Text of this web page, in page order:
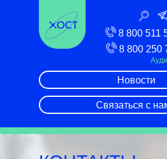
Связаться с
Новости
8 800 511
8 800 250